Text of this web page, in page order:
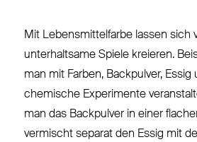
Mit Lebensmittelfarbe lassen sich
unterhaltsame Spiele kreieren.
man mit Farben, Backpulver,
chemische Experimente
man das Backpulver in einer
vermischt separat den Essig mit